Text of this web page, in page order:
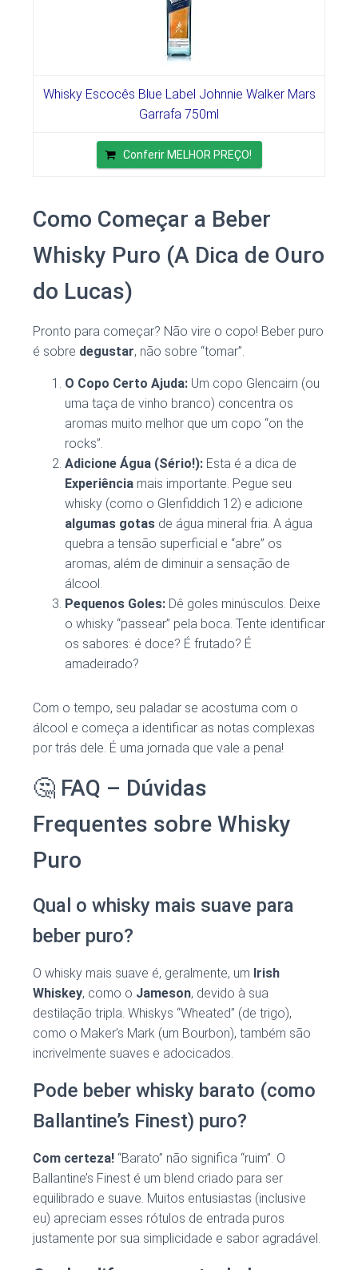
Whisky Escocês Blue Label Johnnie Walker Mars
Garrafa 750ml
Conferir MELHOR PREÇO!
Como Começar a Beber
Whisky Puro (A Dica de Ouro
do Lucas)
Pronto para começar? Não vire o copo! Beber puro
é sobre degustar, não sobre “tomar”.
O Copo Certo Ajuda: Um copo Glencairn (ou
uma taça de vinho branco) concentra os
aromas muito melhor que um copo “on the
rocks”.
Adicione Água (Sério!): Esta é a dica de
Experiência mais importante. Pegue seu
whisky (como o Glenfiddich 12) e adicione
algumas gotas de água mineral fria. A água
quebra a tensão superficial e “abre” os
aromas, além de diminuir a sensação de
álcool.
Pequenos Goles: Dê goles minúsculos. Deixe
o whisky “passear” pela boca. Tente identificar
os sabores: é doce? É frutado? É
amadeirado?
Com o tempo, seu paladar se acostuma com o
álcool e começa a identificar as notas complexas
por trás dele. É uma jornada que vale a pena!
🤔 FAQ – Dúvidas
Frequentes sobre Whisky
Puro
Qual o whisky mais suave para
beber puro?
O whisky mais suave é, geralmente, um Irish
Whiskey, como o Jameson, devido à sua
destilação tripla. Whiskys “Wheated” (de trigo),
como o Maker’s Mark (um Bourbon), também são
incrivelmente suaves e adocicados.
Pode beber whisky barato (como
Ballantine’s Finest) puro?
Com certeza! “Barato” não significa “ruim”. O
Ballantine’s Finest é um blend criado para ser
equilibrado e suave. Muitos entusiastas (inclusive
eu) apreciam esses rótulos de entrada puros
justamente por sua simplicidade e sabor agradável.